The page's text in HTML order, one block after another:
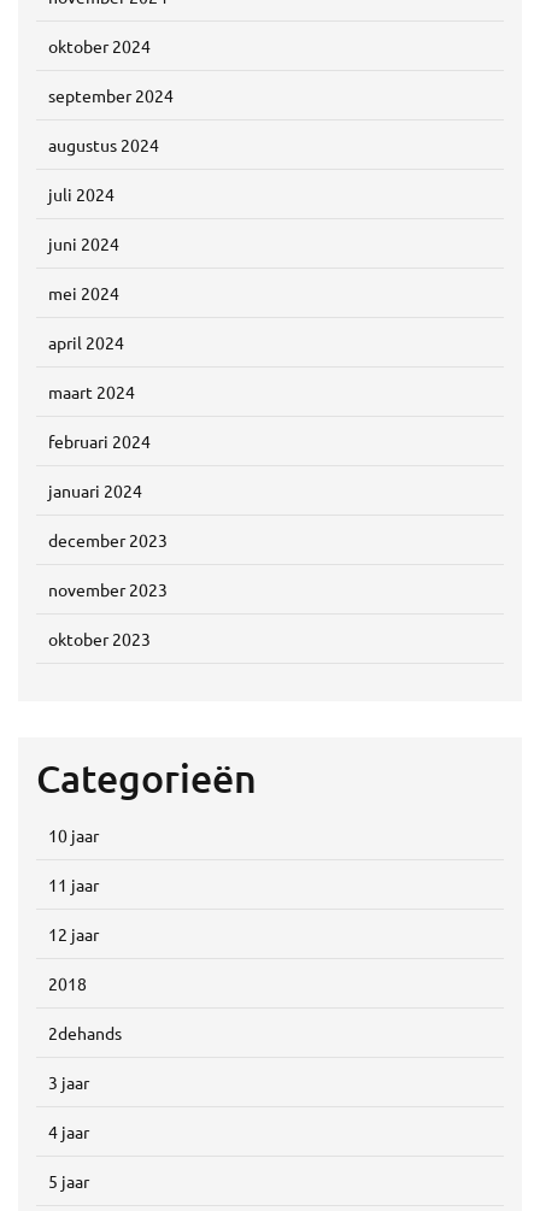
oktober 2024
september 2024
augustus 2024
juli 2024
juni 2024
mei 2024
april 2024
maart 2024
februari 2024
januari 2024
december 2023
november 2023
oktober 2023
Categorieën
10 jaar
11 jaar
12 jaar
2018
2dehands
3 jaar
4 jaar
5 jaar